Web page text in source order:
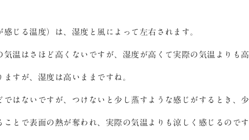
じる温度）は、湿度と風によって左右されます。
気温はさほど高くないですが、湿度が高くて実際の気温よりも高
すが、湿度は高いままですね。
ではないですが、つけないと少し蒸すような感じがするとき、
ことで表面の熱が奪われ、実際の気温よりも涼しく感じるのです